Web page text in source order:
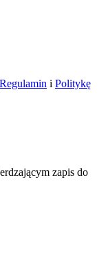
Regulamin i Politykę
zapis do